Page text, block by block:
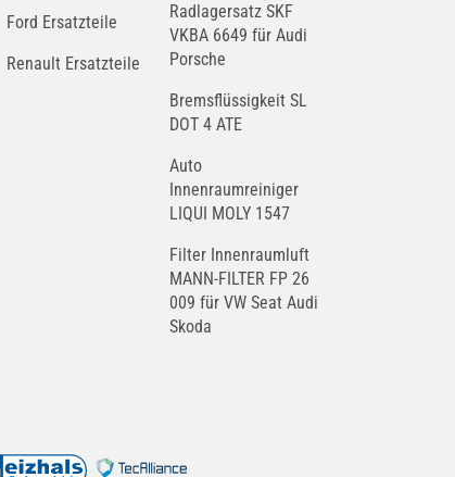
Ford Ersatzteile
Renault Ersatzteile
Radlagersatz SKF
VKBA 6649 für Audi
Porsche
Bremsflüssigkeit SL
DOT 4 ATE
Auto
Innenraumreiniger
LIQUI MOLY 1547
Filter Innenraumluft
MANN-FILTER FP 26
009 für VW Seat Audi
Skoda